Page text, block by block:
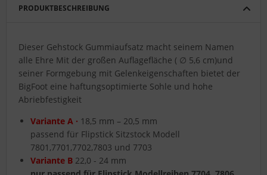
PRODUKTBESCHREIBUNG
Dieser Gehstock Gummiaufsatz macht seinem Namen
alle Ehre Mit der großen Auflagefläche ( ∅ 5,6 cm)und
seiner Formgebung mit Gelenkeigenschaften bietet der
BigFoot eine haftungsoptimierte Sohle und hohe
Abriebfestigkeit
Variante A · 18,5 mm – 20,5 mm
passend für Flipstick Sitzstock Modell
7801,7701,7702,7803 und 7703
Variante B 22,0 - 24 mm